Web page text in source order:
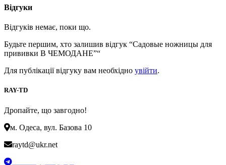
Відгуки
Відгуків немає, поки що.
Будьте першим, хто залишив відгук “Садовые ножницы для
прививки В ЧЕМОДАНЕ”“
Для публікації відгуку вам необхідно увійти.
RAY-TD
Дропайте, що завгодно!
м. Одеса, вул. Базова 10
raytd@ukr.net